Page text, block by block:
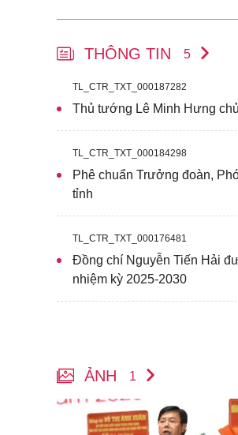
THÔNG TIN 5
TL_CTR_TXT_000187282
Thủ tướng Lê Minh Hưng
TL_CTR_TXT_000184298
Phê chuẩn Trưởng đoàn,
tỉnh
TL_CTR_TXT_000176481
Đồng chí Nguyễn Tiến Hải
nhiệm kỳ 2025-2030
ẢNH 1